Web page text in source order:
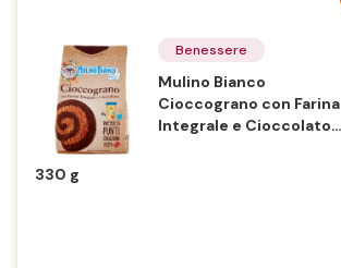
Benessere
Mulino Bianco
Cioccograno con Farina
Integrale e Cioccolato
330 g